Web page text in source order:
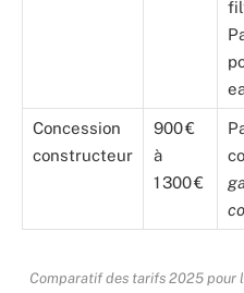
Concession
constructeur
900 €
à
1 300 €
Comparatif des tarifs 2025 pour